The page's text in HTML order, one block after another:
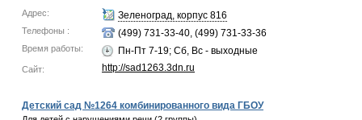
Адрес: Зеленоград, корпус 816
Телефоны : (499) 731-33-40, (499) 731-33-36
Время работы: Пн-Пт 7-19; Сб, Вс - выходные
Сайт: http://sad1263.3dn.ru
Детский сад №1264 комбинированного вида ГБОУ